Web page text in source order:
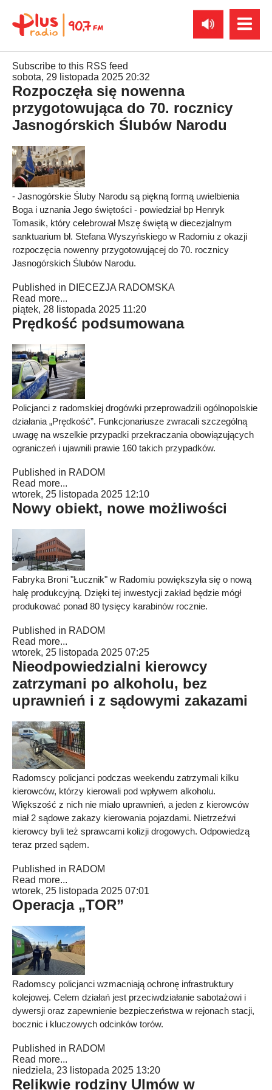
Subscribe to this RSS feed
sobota, 29 listopada 2025 20:32
Rozpoczęła się nowenna
przygotowująca do 70. rocznicy
Jasnogórskich Ślubów Narodu
- Jasnogórskie Śluby Narodu są piękną formą uwielbienia
Boga i uznania Jego świętości - powiedział bp Henryk
Tomasik, który celebrował Mszę świętą w diecezjalnym
sanktuarium bł. Stefana Wyszyńskiego w Radomiu z okazji
rozpoczęcia nowenny przygotowującej do 70. rocznicy
Jasnogórskich Ślubów Narodu.
Published in DIECEZJA RADOMSKA
Read more...
piątek, 28 listopada 2025 11:20
Prędkość podsumowana
Policjanci z radomskiej drogówki przeprowadzili ogólnopolskie
działania „Prędkość”. Funkcjonariusze zwracali szczególną
uwagę na wszelkie przypadki przekraczania obowiązujących
ograniczeń i ujawnili prawie 160 takich przypadków.
Published in RADOM
Read more...
wtorek, 25 listopada 2025 12:10
Nowy obiekt, nowe możliwości
Fabryka Broni "Łucznik" w Radomiu powiększyła się o nową
halę produkcyjną. Dzięki tej inwestycji zakład będzie mógł
produkować ponad 80 tysięcy karabinów rocznie.
Published in RADOM
Read more...
wtorek, 25 listopada 2025 07:25
Nieodpowiedzialni kierowcy
zatrzymani po alkoholu, bez
uprawnień i z sądowymi zakazami
Radomscy policjanci podczas weekendu zatrzymali kilku
kierowców, którzy kierowali pod wpływem alkoholu.
Większość z nich nie miało uprawnień, a jeden z kierowców
miał 2 sądowe zakazy kierowania pojazdami. Nietrzeźwi
kierowcy byli też sprawcami kolizji drogowych. Odpowiedzą
teraz przed sądem.
Published in RADOM
Read more...
wtorek, 25 listopada 2025 07:01
Operacja „TOR”
Radomscy policjanci wzmacniają ochronę infrastruktury
kolejowej. Celem działań jest przeciwdziałanie sabotażowi i
dywersji oraz zapewnienie bezpieczeństwa w rejonach stacji,
bocznic i kluczowych odcinków torów.
Published in RADOM
Read more...
niedziela, 23 listopada 2025 13:20
Relikwie rodziny Ulmów w